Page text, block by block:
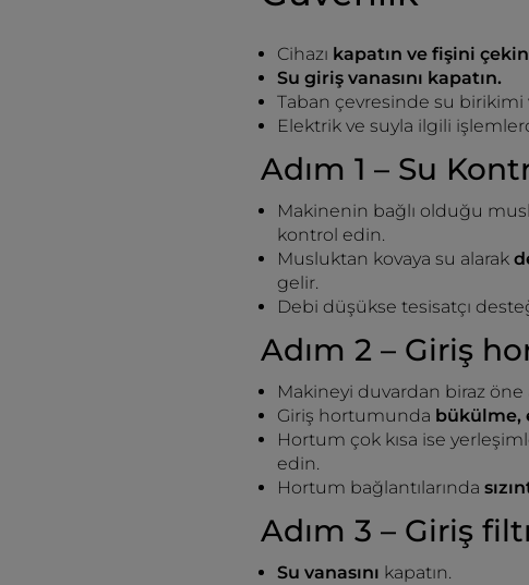
Cihazı kapatın ve fişini
Su giriş vanasını kapatın.
Taban çevresinde su birikimi
Elektrik ve suyla ilgili
Adım 1 – Su
Makinenin bağlı olduğu
kontrol edin.
Musluktan kovaya su alarak
gelir.
Debi düşükse tesisatçı
Adım 2 – Giriş
Makineyi duvardan biraz öne
Giriş hortumunda bükülme,
Hortum çok kısa ise
edin.
Hortum bağlantılarında
Adım 3 – Giriş
Su vanasını kapatın.